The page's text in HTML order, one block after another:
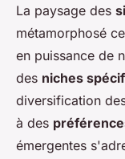
La paysage des
métamorphosé
en puissance de
des niches
diversification
à des
émergentes